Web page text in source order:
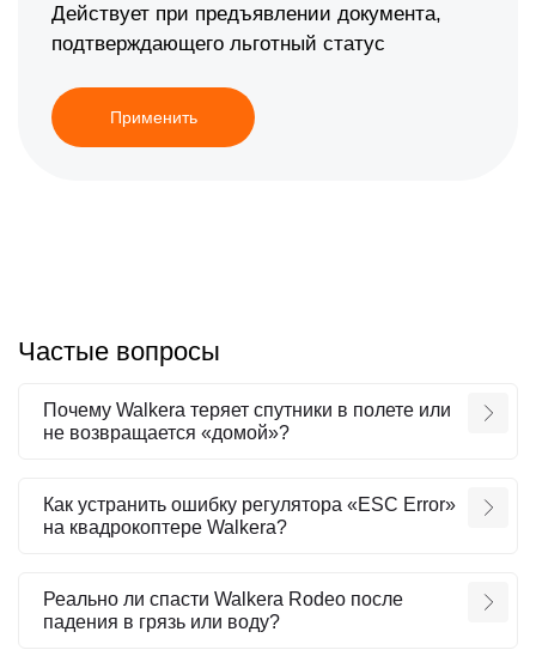
Действует при предъявлении документа,
подтверждающего льготный статус
Применить
Частые вопросы
Почему Walkera теряет спутники в полете или
не возвращается «домой»?
Как устранить ошибку регулятора «ESC Error»
на квадрокоптере Walkera?
Реально ли спасти Walkera Rodeo после
падения в грязь или воду?